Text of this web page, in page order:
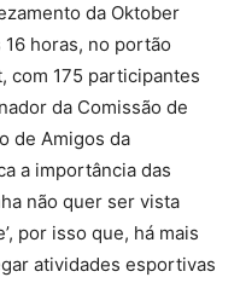
da Oktober
horas, no portão
com 175 participantes
da Comissão de
de Amigos da
a importância das
não quer ser vista
por isso que, há mais
atividades esportivas